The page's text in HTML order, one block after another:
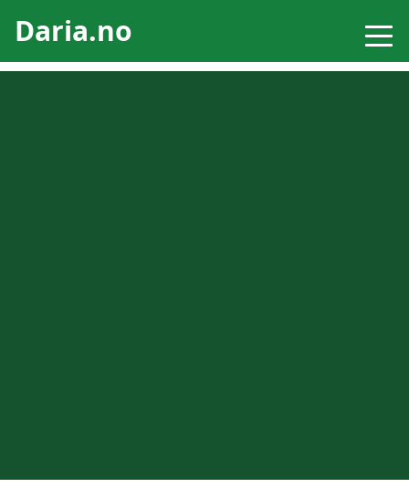
Daria.no